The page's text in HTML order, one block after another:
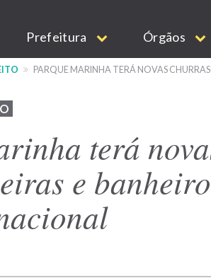
Prefeitura Órgãos
PARQUE MARINHA TERÁ NOVAS
terá
e